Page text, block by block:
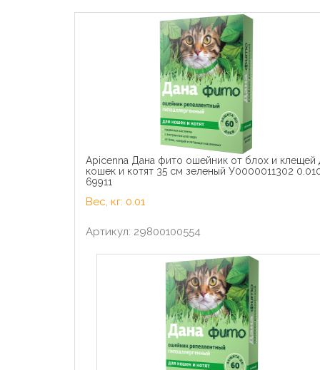
Apicenna Дана фито ошейник от блох и клещей
кошек и котят 35 см зеленый У0000011302
69911
Вес, кг: 0.01
Артикул: 29800100554